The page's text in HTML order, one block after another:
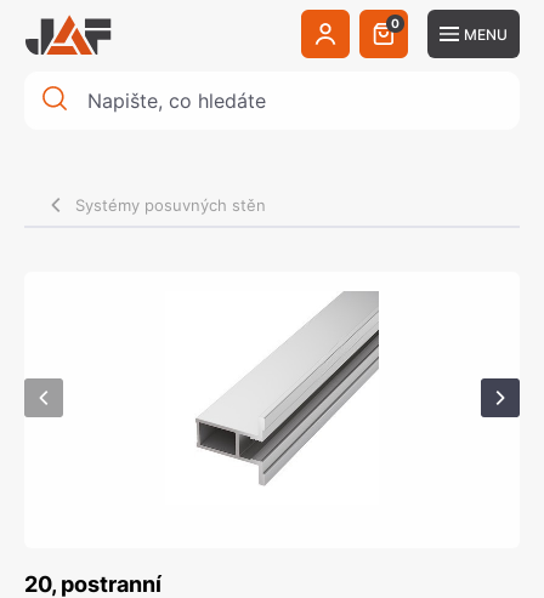
0
MENU
Systémy posuvných stěn
20, postranní